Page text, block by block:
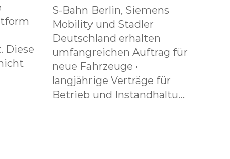
Diese
S-Bahn Berlin, Siemens
Mobility und Stadler
Deutschland erhalten
umfangreichen Auftrag für
neue Fahrzeuge •
langjährige Verträge für
Betrieb und Instandhaltu...